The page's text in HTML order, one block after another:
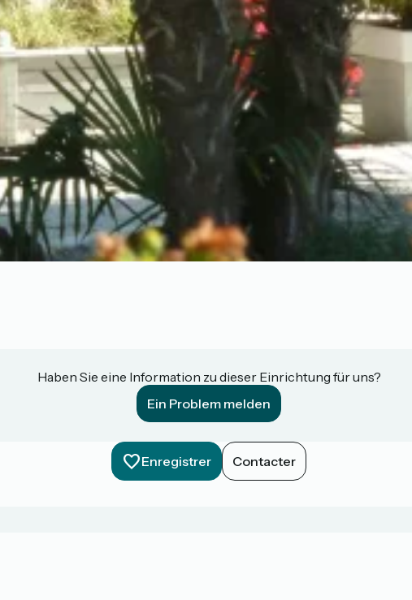
Haben Sie eine Information zu dieser Einrichtung für uns?
Ein Problem melden
Enregistrer Contacter